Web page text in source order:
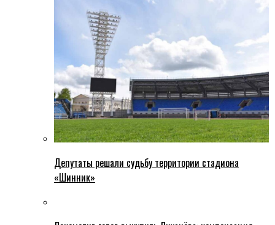
Депутаты решали судьбу территории стадиона
«Шинник»